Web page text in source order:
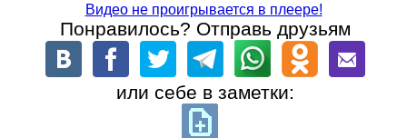
Видео не проигрывается в плеере!
Понравилось? Отправь друзьям
или себе в заметки: